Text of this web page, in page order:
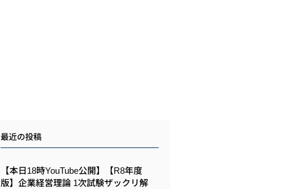
最近の投稿
【本日18時YouTube公開】【R8年度
版】企業経営理論 1次試験ザックリ解